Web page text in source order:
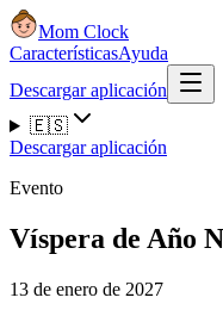
Mom Clock
CaracterísticasAyuda
Descargar aplicación
🇪🇸
Descargar aplicación
Evento
Víspera de Año
13 de enero de 2027